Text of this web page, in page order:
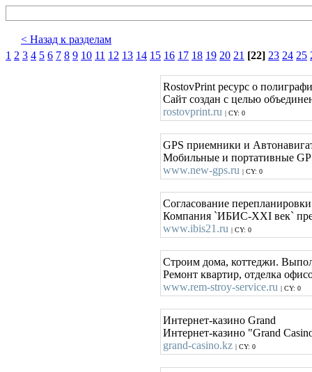
< Назад к разделам
1 2 3 4 5 6 7 8 9 10 11 12 13 14 15 16 17 18 19 20 21 [22] 23 24 25
RostovPrint ресурс о
Сайт создан с целью
rostovprint.ru | CY: 0
GPS приемники и
Мобильные и портативные
www.new-gps.ru | CY: 0
Согласование
Компания `ИБИС-XXI век`
www.ibis21.ru | CY: 0
Строим дома, коттеджи.
Ремонт квартир, отделка
www.rem-stroy-service.ru | CY: 0
Интернет-казино Grand
Интернет-казино "Grand
grand-casino.kz | CY: 0